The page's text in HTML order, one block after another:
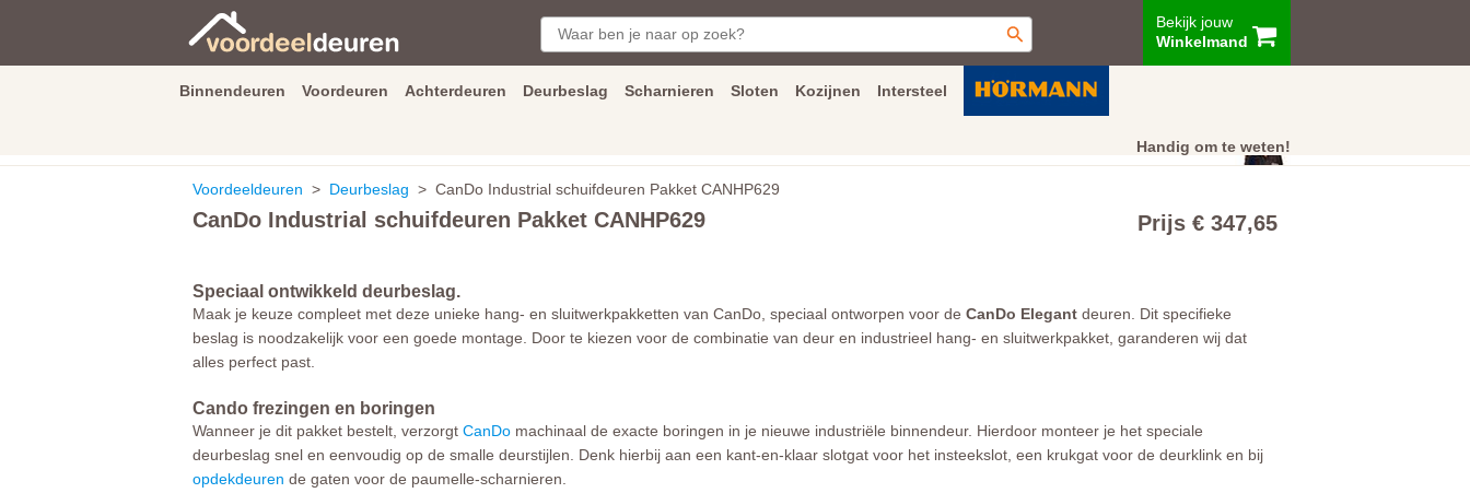
Bekijk jouw
Winkelmand
Binnendeuren Voordeuren Achterdeuren Deurbeslag Scharnieren Sloten Kozijnen Intersteel
Handig om te weten!
Klantenservice
Voordeeldeuren > Deurbeslag > CanDo Industrial schuifdeuren Pakket CANHP629
Prijs € 347,65
CanDo Industrial schuifdeuren Pakket CANHP629
Speciaal ontwikkeld deurbeslag.
Maak je keuze compleet met deze unieke hang- en sluitwerkpakketten van CanDo, speciaal ontworpen voor de CanDo Elegant deuren. Dit specifieke
beslag is noodzakelijk voor een goede montage. Door te kiezen voor de combinatie van deur en industrieel hang- en sluitwerkpakket, garanderen wij dat
alles perfect past.
Cando frezingen en boringen
Wanneer je dit pakket bestelt, verzorgt CanDo machinaal de exacte boringen in je nieuwe industriële binnendeur. Hierdoor monteer je het speciale
deurbeslag snel en eenvoudig op de smalle deurstijlen. Denk hierbij aan een kant-en-klaar slotgat voor het insteekslot, een krukgat voor de deurklink en bij
opdekdeuren de gaten voor de paumelle-scharnieren.